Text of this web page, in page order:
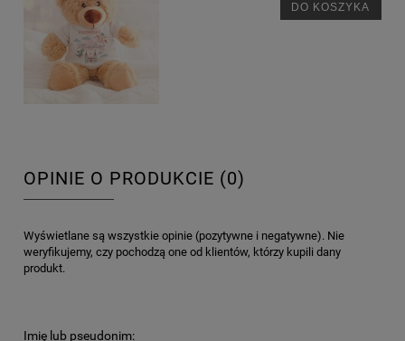
DO KOSZYKA
OPINIE O PRODUKCIE (0)
Wyświetlane są wszystkie opinie (pozytywne i negatywne). Nie
weryfikujemy, czy pochodzą one od klientów, którzy kupili dany
produkt.
Imię lub pseudonim: